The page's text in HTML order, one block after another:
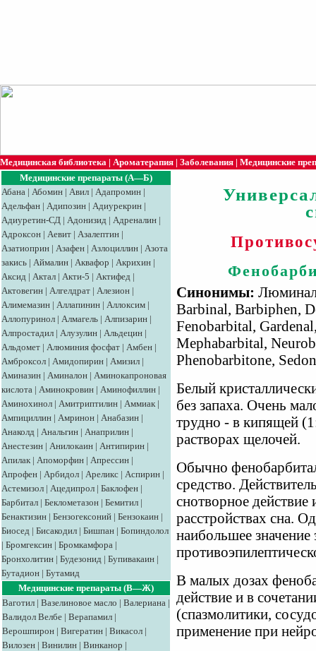
Медицинская библиотека | Ароматерапия | Заболевания | Медицинские
Медицинские препараты (А—Б)
Абана | Абомин | Авил | Адапромин |
Адельфан | Адипозин | Адиурекрин |
Адиуретин-СД | Адонизид | Адреналин |
Адроксон | Аевит | Азалептин |
Азатиоприн | Азафен | Азлоциллин | Азота
закись | Аймалин | Аквафор | Акрихин |
Аксид | Aктaл | Акти-5 | Актифед |
Актовегин | Алгелдрат | Алезион |
Алимемазин | Аллапинин | Аллоксим |
Аллопуринол | Алмагель | Алпизарин |
Алпростадил | Алузулин | Альдецин |
Альдомет | Алюминия фосфат | Амбен |
Амброксол | Амидопирин | Амизил |
Аминазин | Аминалон | Аминокапроновая
кислота | Аминокровин | Аминофиллин |
Аминохинол | Амитриптилин | Аммиак |
Ампициллин | Амринон | Анабазин |
Анаколд | Анальгин | Анаприлин |
Анестезин | Анилокаин | Антипирин |
Апилак | Апоморфин | Апрессин |
Апрофен | Арбидол | Ареликс | Аспирин |
Астемизол | Ацедипрол | Баклофен |
Барбитал | Беклометазон | Бемитил |
Бенактизин | Бензогексоний | Бензокаин |
Биосед | Бисакодил | Бишпан | Бопиндолол
| Бромгексин | Бромкамфора |
Бронхолитин | Будезонид | Бупивакаин |
Бутадион | Бутамид
Медицинские препараты (В—Ж)
Ваготил | Вазелиновое масло | Валериана |
Валидол Велбе | Верапамил |
Верошпирон | Вигератин | Викасол |
Вилозен | Винилин | Винканор |
Синонимы:
Barbinal, Barbiphеn,
Fenobarbital,
Mephabarbital,
Phenobarbitone,
Белый
без запаха. Очень
трудно - в кипящей
растворах щелочей.
Обычно
средство.
снотворное
расстройствах сна.
наибольшее значение
В малых дозах
действие и в
(спазмолитики,
применение при